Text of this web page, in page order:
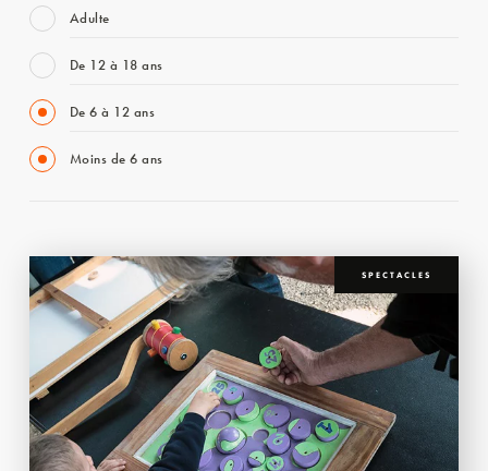
Adulte
De 12 à 18 ans
De 6 à 12 ans
Moins de 6 ans
SPECTACLES